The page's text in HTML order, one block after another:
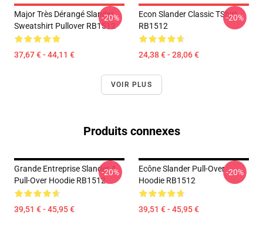
Major Très Dérangé Slander
Sweatshirt Pullover RB1512
37,67 € - 44,11 €
-20%
Econ Slander Classic TShirt
RB1512
24,38 € - 28,06 €
-20%
VOIR PLUS
Produits connexes
Grande Entreprise Slander 4
Pull-Over Hoodie RB1512
39,51 € - 45,95 €
-20%
Ecône Slander Pull-Over
Hoodie RB1512
39,51 € - 45,95 €
-20%